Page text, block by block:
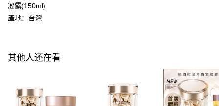
請留意繳費期限為 14 天。唯有下載 AFTEE App 成為 AFTEE 會員者方能享
有最長 45 天內付款之服務。
夠在期限內收到商品(例如:預購商品或預計到貨時間較長者)。因此無論收到
1. 初次使用 AFTEE 時，將依認證結果及本公司審查結果，核予每個人不同
之上限額度
付款後全家取貨
每笔NT$100，满NT$600(含以上)免运费
7-11付款取貨
凝露(150ml)
產地：台灣
其他人还在看